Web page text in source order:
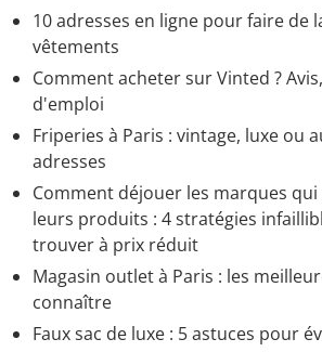
11 marques de chaussures éco-
s'offrir
> Guide
10 adresses en ligne pour faire de
vêtements
Comment acheter sur Vinted ?
d'emploi
Friperies à Paris : vintage, luxe ou
adresses
Comment déjouer les marques
leurs produits : 4 stratégies
trouver à prix réduit
Magasin outlet à Paris : les
connaître
Faux sac de luxe : 5 astuces pour